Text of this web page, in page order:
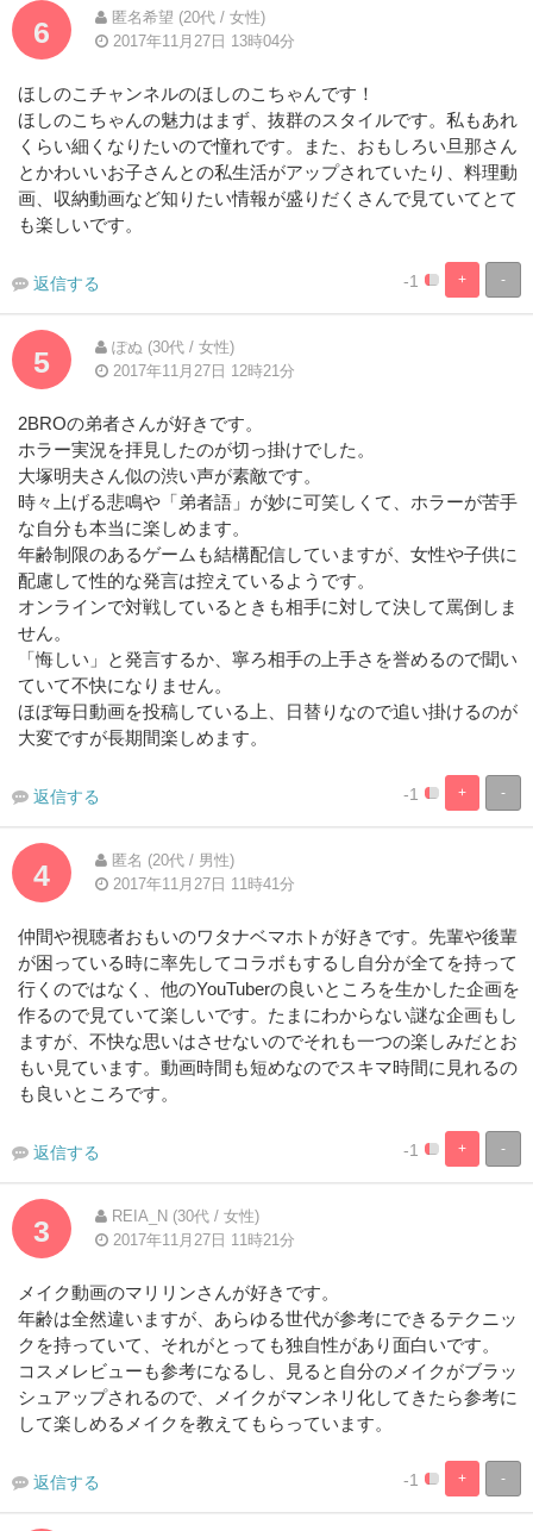
6
匿名希望 (20代 / 女性)
2017年11月27日 13時04分
ほしのこチャンネルのほしのこちゃんです！
ほしのこちゃんの魅力はまず、抜群のスタイルです。私もあれ
くらい細くなりたいので憧れです。また、おもしろい旦那さん
とかわいいお子さんとの私生活がアップされていたり、料理動
画、収納動画など知りたい情報が盛りだくさんで見ていてとて
も楽しいです。
-
+
5%95%
-1
返信する
5
ぽぬ (30代 / 女性)
2017年11月27日 12時21分
2BROの弟者さんが好きです。
ホラー実況を拝見したのが切っ掛けでした。
大塚明夫さん似の渋い声が素敵です。
時々上げる悲鳴や「弟者語」が妙に可笑しくて、ホラーが苦手
な自分も本当に楽しめます。
年齢制限のあるゲームも結構配信していますが、女性や子供に
配慮して性的な発言は控えているようです。
オンラインで対戦しているときも相手に対して決して罵倒しま
せん。
「悔しい」と発言するか、寧ろ相手の上手さを誉めるので聞い
ていて不快になりません。
ほぼ毎日動画を投稿している上、日替りなので追い掛けるのが
大変ですが長期間楽しめます。
-
+
5%95%
-1
返信する
4
匿名 (20代 / 男性)
2017年11月27日 11時41分
仲間や視聴者おもいのワタナベマホトが好きです。先輩や後輩
が困っている時に率先してコラボもするし自分が全てを持って
行くのではなく、他のYouTuberの良いところを生かした企画を
作るので見ていて楽しいです。たまにわからない謎な企画もし
ますが、不快な思いはさせないのでそれも一つの楽しみだとお
もい見ています。動画時間も短めなのでスキマ時間に見れるの
も良いところです。
-
+
5%95%
-1
返信する
3
REIA_N (30代 / 女性)
2017年11月27日 11時21分
メイク動画のマリリンさんが好きです。
年齢は全然違いますが、あらゆる世代が参考にできるテクニッ
クを持っていて、それがとっても独自性があり面白いです。
コスメレビューも参考になるし、見ると自分のメイクがブラッ
シュアップされるので、メイクがマンネリ化してきたら参考に
して楽しめるメイクを教えてもらっています。
-
+
5%95%
-1
返信する